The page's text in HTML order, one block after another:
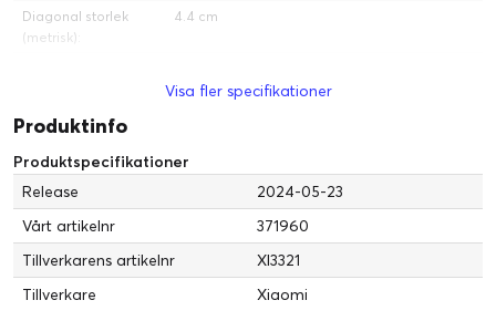
Diagonal storlek
(metrisk):
4.4 cm
Färg
GPS-system
Navigering:
GPS/GLONASS/Galileo/BeiDou/QZSS-
Mått och vikt
Vikt:
Bredd:
33.35 mm
Visa fler specifikationer
Produktinfo
Produktspecifikationer
Release
2024-05-23
Vårt artikelnr
371960
Tillverkarens artikelnr
XI3321
Tillverkare
Xiaomi